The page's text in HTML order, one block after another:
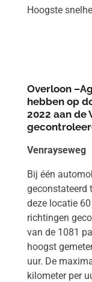
Hoogste
Overloon
hebben op
2022 aan de
Venrayseweg
Bij één
geconstateerd
deze locatie
richtingen
van de 1081
hoogst
uur. De
kilometer per